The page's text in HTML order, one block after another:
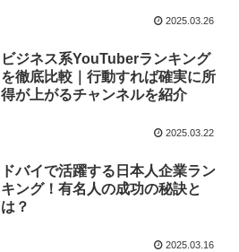
2025.03.26
ビジネス系YouTuberランキング
を徹底比較｜行動すれば確実に所
得が上がるチャンネルを紹介
2025.03.22
ドバイで活躍する日本人企業ラン
キング！有名人の成功の秘訣と
は？
2025.03.16